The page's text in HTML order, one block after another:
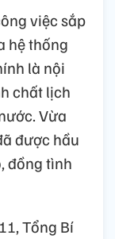
việc sắp
hệ thống
là nội
chất lịch
Vừa
được hầu
đồng tình
Tổng Bí